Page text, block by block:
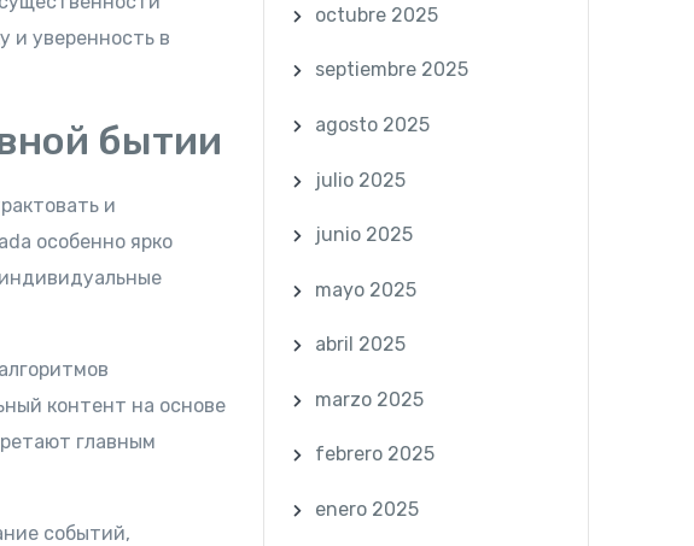
и уверенность в
бытии
и
особенно ярко
контент на основе
главным
событий,
octubre 2025
septiembre 2025
agosto 2025
julio 2025
junio 2025
mayo 2025
abril 2025
marzo 2025
febrero 2025
enero 2025